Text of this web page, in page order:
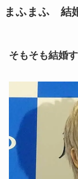
まふまふ 結
そもそも結婚